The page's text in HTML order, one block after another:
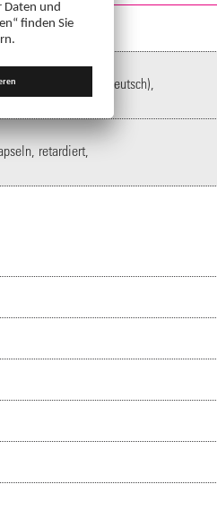
retardiert (in Deutsch),
retardiert,